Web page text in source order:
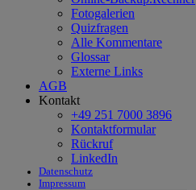
Fotogalerien
Quizfragen
Alle Kommentare
Glossar
Externe Links
AGB
Kontakt
+49 251 7000 3896
Kontaktformular
Rückruf
LinkedIn
Datenschutz
Impressum